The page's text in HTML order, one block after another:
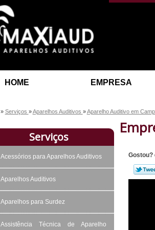
HOME EMPRESA
» Serviços »Aparelhos Auditivos »Aparelho Auditivo em
Serviços
Acessórios para Aparelhos Auditivos
Aparelhos Auditivos
Aparelhos para Surdez
Assistência Técnica de Aparelho
Gostou?